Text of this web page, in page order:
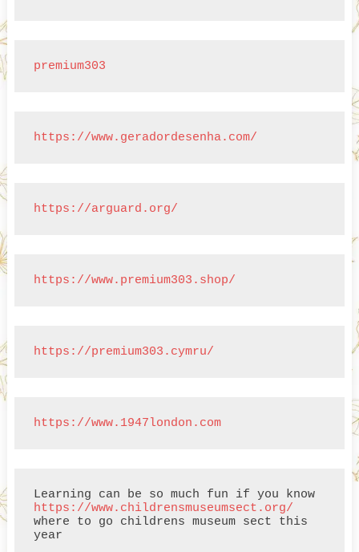
premium303
https://www.geradordesenha.com/
https://arguard.org/
https://www.premium303.shop/
https://premium303.cymru/
https://www.1947london.com
Learning can be so much fun if you know
https://www.childrensmuseumsect.org/
where to go childrens museum sect this
year